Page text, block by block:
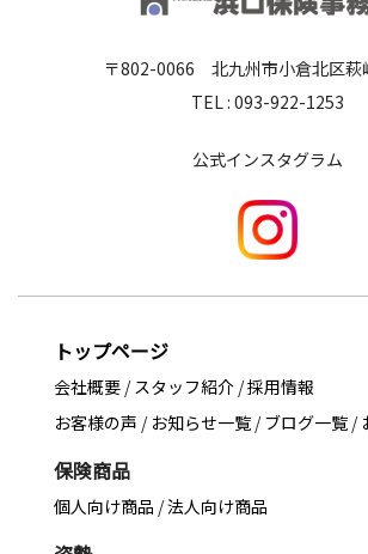
〒802-0066 北九州市小倉北区萩
TEL : 093-922-1253
公式インスタグラム
トップページ
会社概要 /スタッフ紹介 /採用情報
お客様の声 / お知らせ一覧 /ブログ一覧 /
保険商品
個人向け商品 /法人向け商品